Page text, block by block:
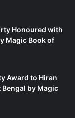
Honoured with
Magic Book of
Award to Hiran
by Magic